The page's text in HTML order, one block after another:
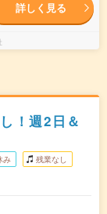
詳しく見る
！週2日＆
み 残業なし